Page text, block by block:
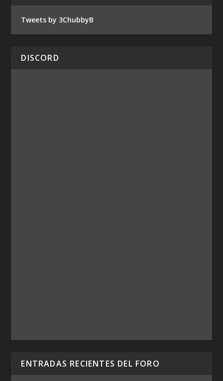
Tweets by 3ChubbyB
DISCORD
ENTRADAS RECIENTES DEL FORO